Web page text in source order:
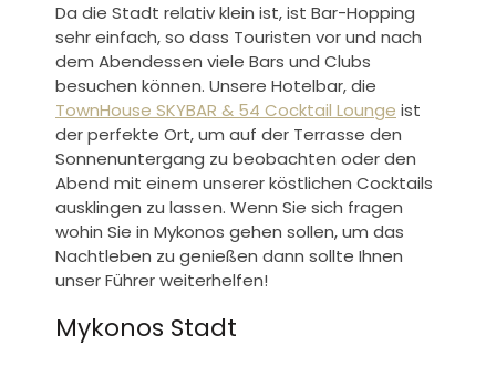
Da die Stadt relativ klein ist, ist Bar-Hopping
sehr einfach, so dass Touristen vor und nach
dem Abendessen viele Bars und Clubs
besuchen können. Unsere Hotelbar, die
TownHouse SKYBAR & 54 Cocktail Lounge ist
der perfekte Ort, um auf der Terrasse den
Sonnenuntergang zu beobachten oder den
Abend mit einem unserer köstlichen Cocktails
ausklingen zu lassen. Wenn Sie sich fragen
wohin Sie in Mykonos gehen sollen, um das
Nachtleben zu genießen dann sollte Ihnen
unser Führer weiterhelfen!
Mykonos Stadt